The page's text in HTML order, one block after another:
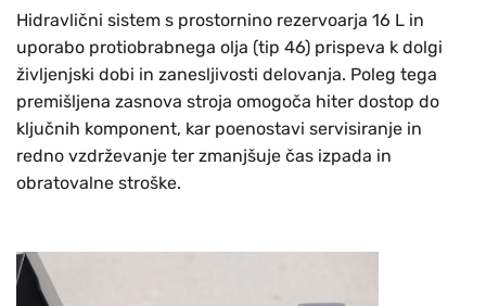
Hidravlični sistem s prostornino rezervoarja 16 L in
uporabo protiobrabnega olja (tip 46) prispeva k dolgi
življenjski dobi in zanesljivosti delovanja. Poleg tega
premišljena zasnova stroja omogoča hiter dostop do
ključnih komponent, kar poenostavi servisiranje in
redno vzdrževanje ter zmanjšuje čas izpada in
obratovalne stroške.